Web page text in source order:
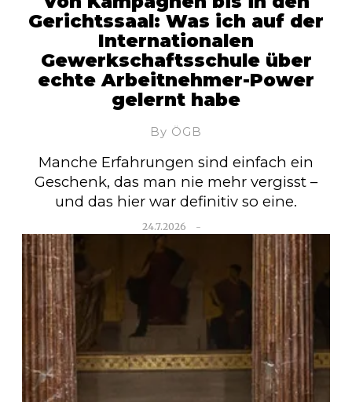
Gerichtssaal: Was ich auf der
Internationalen
Gewerkschaftsschule über
echte Arbeitnehmer-Power
gelernt habe
By ÖGB
Manche Erfahrungen sind einfach ein
Geschenk, das man nie mehr vergisst –
und das hier war definitiv so eine.
24.7.2026 -